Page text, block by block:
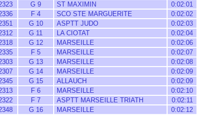
G 9 ST MAXIMIN
0:02:01
F 4 SCO STE MARGUERITE
0:02:02
G 10 ASPTT JUDO
0:02:03
G 11 LA CIOTAT
0:02:04
G 12 MARSEILLE
0:02:06
F 5 MARSEILLE
0:02:07
G 13 MARSEILLE
0:02:08
G 14 MARSEILLE
0:02:09
G 15 ALLAUCH
0:02:09
F 6 MARSEILLE
0:02:10
F 7 ASPTT MARSEILLE TRIATH
0:02:11
G 16 MARSEILLE
0:02:12